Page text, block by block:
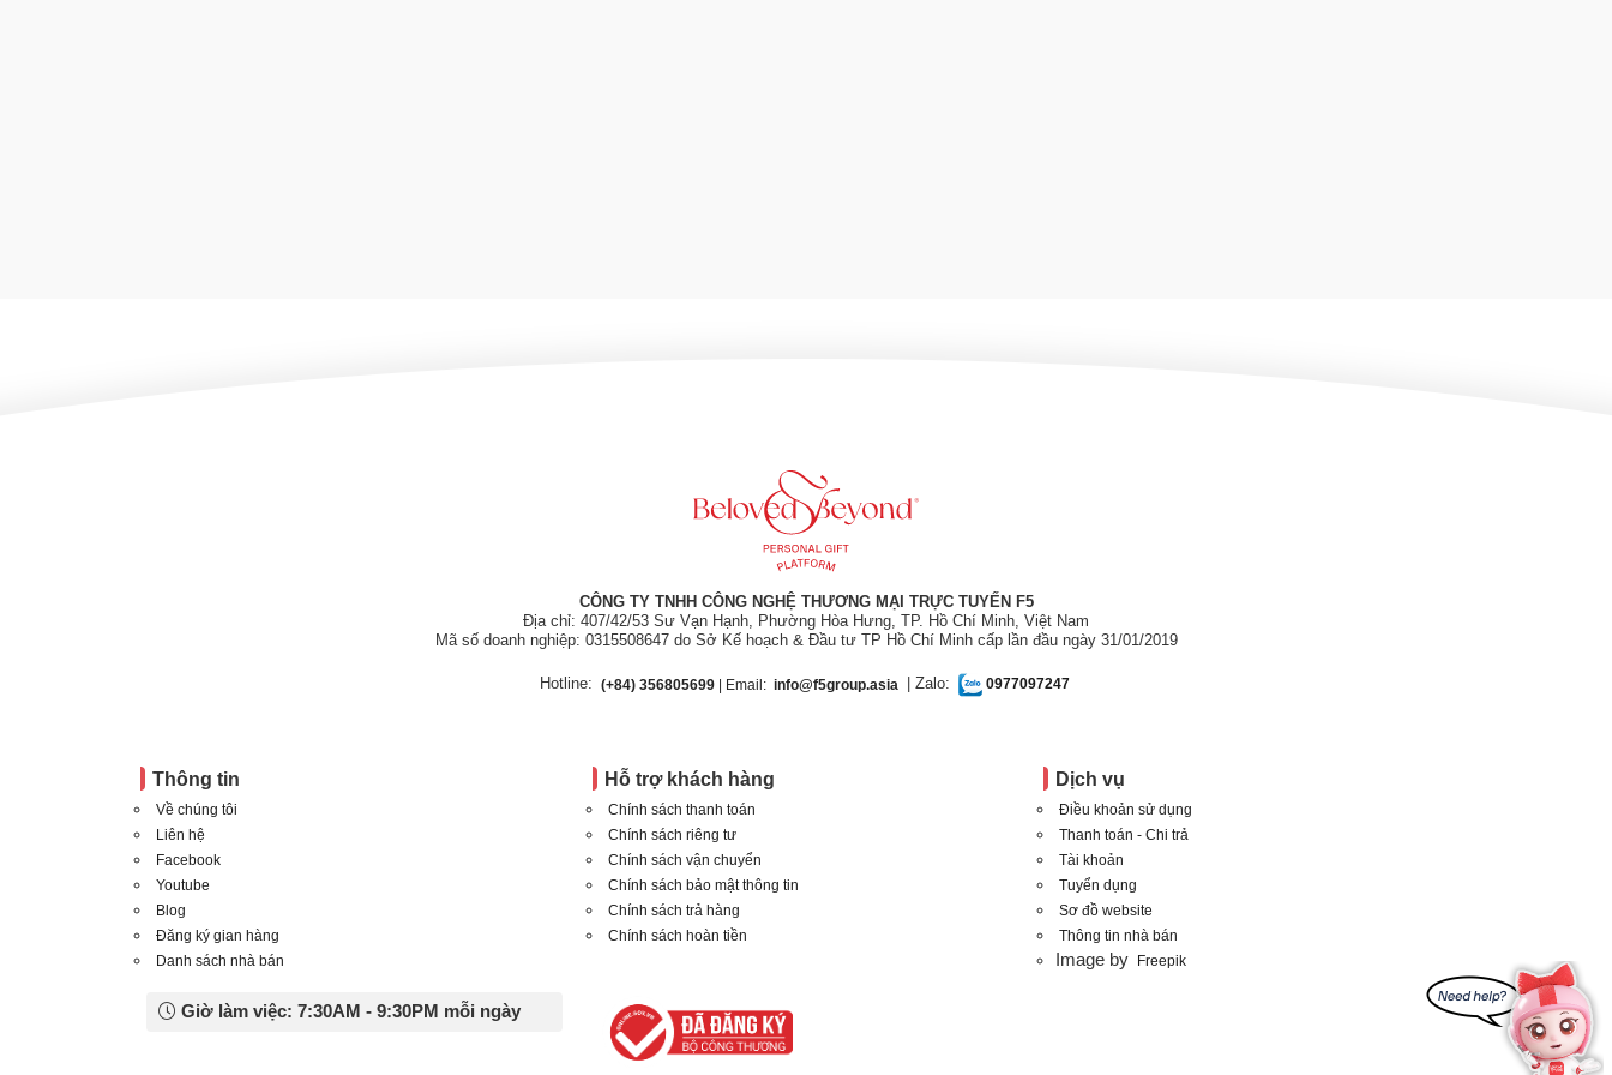
CÔNG TY TNHH CÔNG NGHỆ THƯƠNG MẠI TRỰC TUYẾN F5
Địa chỉ: 407/42/53 Sư Vạn Hạnh, Phường Hòa Hưng, TP. Hồ Chí Minh, Việt Nam
Mã số doanh nghiệp: 0315508647 do Sở Kế hoạch & Đầu tư TP Hồ Chí Minh cấp lần đầu ngày 31/01/2019
Hotline: (+84) 356805699| Email: info@f5group.asia | Zalo: 0977097247
Thông tin
Về chúng tôi
Liên hệ
Facebook
Youtube
Blog
Đăng ký gian hàng
Danh sách nhà bán
Hỗ trợ khách hàng
Chính sách thanh toán
Chính sách riêng tư
Chính sách vận chuyển
Chính sách bảo mật thông tin
Chính sách trả hàng
Chính sách hoàn tiền
Dịch vụ
Điều khoản sử dụng
Thanh toán - Chi trả
Tài khoản
Tuyển dụng
Sơ đồ website
Thông tin nhà bán
Image by Freepik
Giờ làm việc: 7:30AM - 9:30PM mỗi ngày